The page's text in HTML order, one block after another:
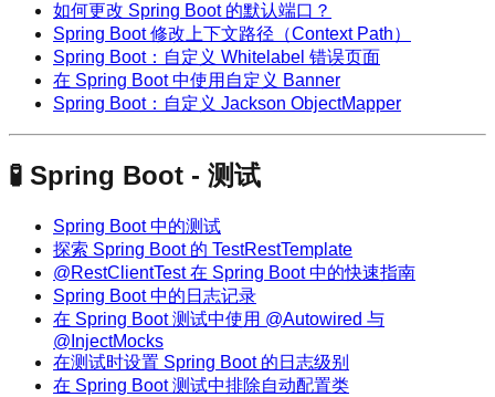
如何更改 Spring Boot 的默认端口？
Spring Boot 修改上下文路径（Context Path）
Spring Boot：自定义 Whitelabel 错误页面
在 Spring Boot 中使用自定义 Banner
Spring Boot：自定义 Jackson ObjectMapper
🧪 Spring Boot - 测试
Spring Boot 中的测试
探索 Spring Boot 的 TestRestTemplate
@RestClientTest 在 Spring Boot 中的快速指南
Spring Boot 中的日志记录
在 Spring Boot 测试中使用 @Autowired 与
@InjectMocks
在测试时设置 Spring Boot 的日志级别
在 Spring Boot 测试中排除自动配置类